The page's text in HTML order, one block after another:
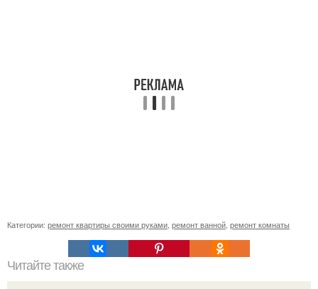
Категории: ремонт квартиры своими руками ремонт ванной ремонт комнаты
Читайте также